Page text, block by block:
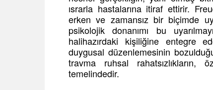
ısrarla hastalarına itiraf ettirir.
erken ve zamansız bir biçimde
psikolojik donanımı bu
halihazırdaki kişiliğine entegre
duygusal düzenlemesinin
travma ruhsal
temelindedir.